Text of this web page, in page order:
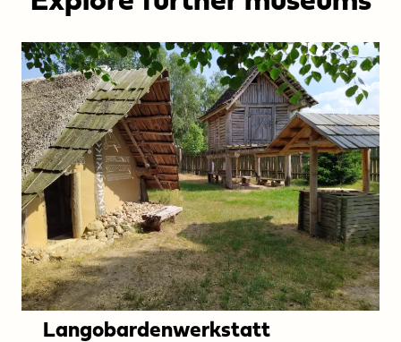
Anhalt
Langobardenwerkstatt